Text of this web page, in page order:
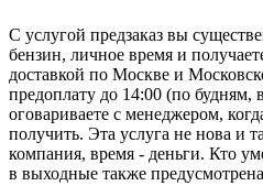
С услугой предзаказ вы
бензин, личное время и
доставкой по Москве и
предоплату до 14:00 (по
оговариваете с менеджером,
получить. Эта услуга не нова и
компания, время - деньги. Кто
в выходные также